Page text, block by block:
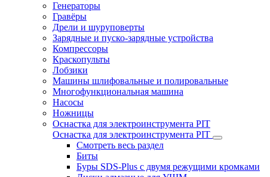
Генераторы
Гравёры
Дрели и шуруповерты
Зарядные и пуско-зарядные устройства
Компрессоры
Краскопульты
Лобзики
Машины шлифовальные и полировальные
Многофункциональная машина
Насосы
Ножницы
Оснастка для электроинструмента PIT
Оснастка для электроинструмента PIT
Смотреть весь раздел
Биты
Буры SDS-Plus c двумя режущими кромками